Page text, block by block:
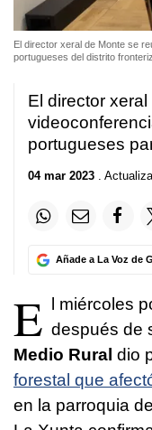
El director xeral de Monte se
portugueses del distrito
El director
portugueses
04 mar 2023 .
Añade a La Voz de
E
l miércoles
después de
Medio Rural dio
forestal que
en la parroquia